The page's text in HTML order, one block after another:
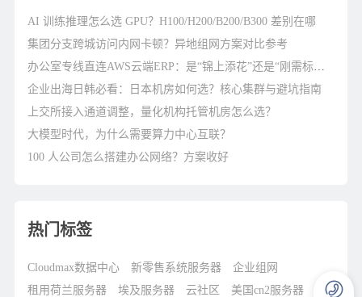
AI 训练推理怎么选 GPU？H100/H200/B200/B300 差别在哪
集团分支跨城访问内网卡顿？异地组网方案对比参考
办公室专线直连AWS云端ERP：是“锦上添花”还是“刚需标配”？
企业出海日韩必看：日本机房如何选？核心集群与避坑指南
上交所接入通道调整，量化机构托管机房怎么选？
大模型时代，为什么需要算力中心互联？
100 人公司怎么搭建办公网络？方案收好
热门标签
Cloudmax数据中心 新零售系统服务器
企业组网
租用荷兰服务器
埃及服务器 云社区
美国cn2服务器